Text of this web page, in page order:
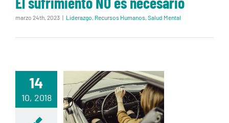
marzo 24th, 2023 | Liderazgo, Recursos Humanos, Salud Mental
14
10, 2018
Ante todo
mucha calma